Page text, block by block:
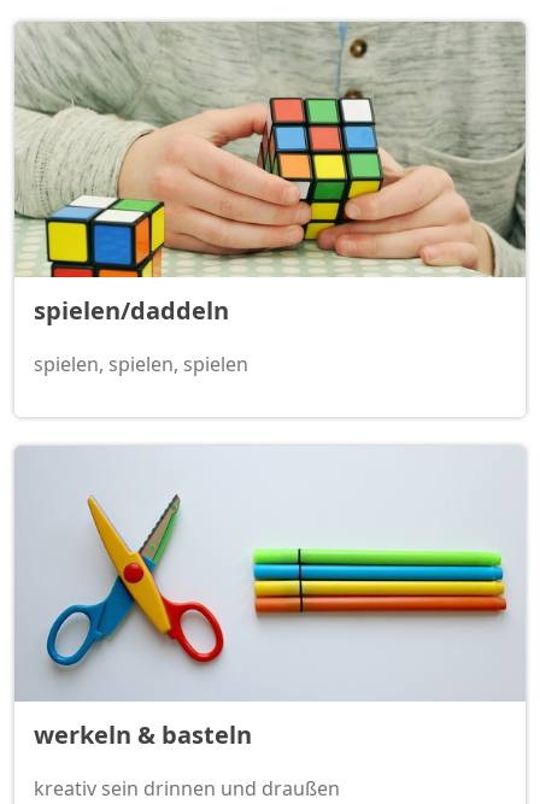
spielen/daddeln
spielen, spielen, spielen
werkeln & basteln
kreativ sein drinnen und draußen